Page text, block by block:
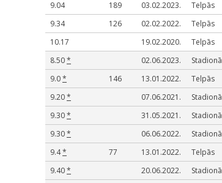
9.04
189 03.02.2023. Telpās
9.34
126 02.02.2022. Telpās
10.17
19.02.2020. Telpās
8.50* 02.06.2023. Stadionā
9.0* 146 13.01.2022. Telpās
9.20* 07.06.2021. Stadionā
9.30* 31.05.2021. Stadionā
9.30* 06.06.2022. Stadionā
9.4* 77 13.01.2022. Telpās
9.40* 20.06.2022. Stadionā